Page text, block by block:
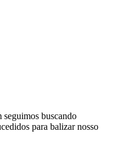
seguimos buscando
para balizar nosso